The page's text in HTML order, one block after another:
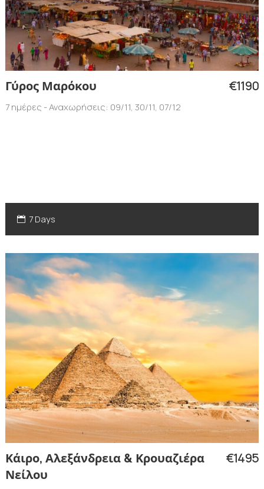
Γύρος Μαρόκου €1190
7 ημέρες - Αναχωρήσεις: 09/11, 30/11, 07/12
7 Days
Κάιρο, Αλεξάνδρεια & Κρουαζιέρα
Νείλου
€1495